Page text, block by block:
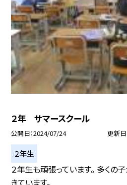
２年 サマースクール
公開日 2024/07/24 更新日
２年生
２年生も頑張っています。 多くの
きています。